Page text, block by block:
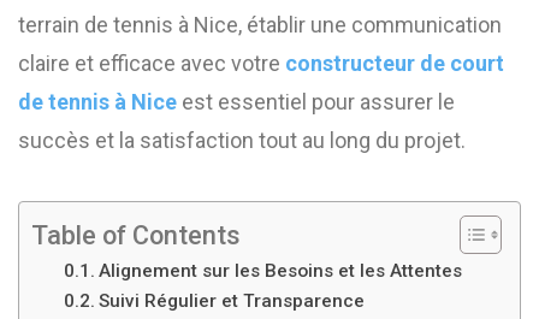
terrain de tennis à Nice, établir une communication
claire et efficace avec votre constructeur de court
de tennis à Nice est essentiel pour assurer le
succès et la satisfaction tout au long du projet.
Table of Contents
Alignement sur les Besoins et les Attentes
Suivi Régulier et Transparence